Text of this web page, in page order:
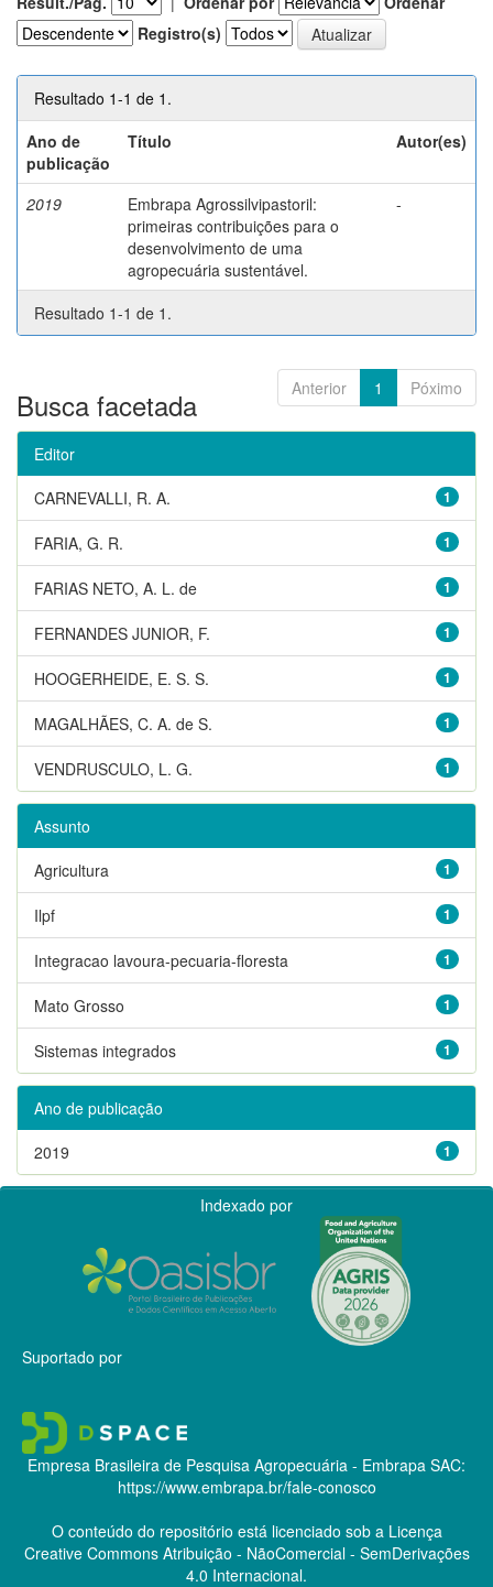
Registro(s)
Resultado 1-1 de 1.
Ano de
publicação
Título Autor(es)
2019
Embrapa Agrossilvipastoril:
primeiras contribuições para o
desenvolvimento de uma
agropecuária sustentável.
-
Resultado 1-1 de 1.
Anterior 1 Póximo
Busca facetada
Editor
1
CARNEVALLI, R. A.
1
FARIA, G. R.
1
FARIAS NETO, A. L. de
1
FERNANDES JUNIOR, F.
1
HOOGERHEIDE, E. S. S.
1
MAGALHÃES, C. A. de S.
1
VENDRUSCULO, L. G.
Assunto
1
Agricultura
1
Ilpf
1
Integracao lavoura-pecuaria-floresta
1
Mato Grosso
1
Sistemas integrados
Ano de publicação
1
2019
Indexado por
Suportado por
Empresa Brasileira de Pesquisa Agropecuária - Embrapa SAC:
https://www.embrapa.br/fale-conosco
O conteúdo do repositório está licenciado sob a Licença
Creative CommonsAtribuição - NãoComercial - SemDerivações
4.0 Internacional.